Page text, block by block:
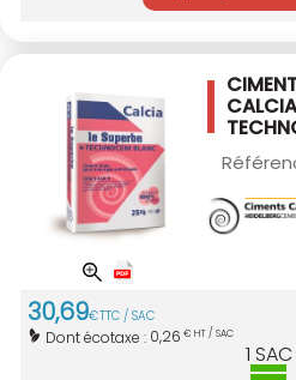
30,69€TTC / SAC
Dont écotaxe : 0,26 € HT / SAC
1 SAC